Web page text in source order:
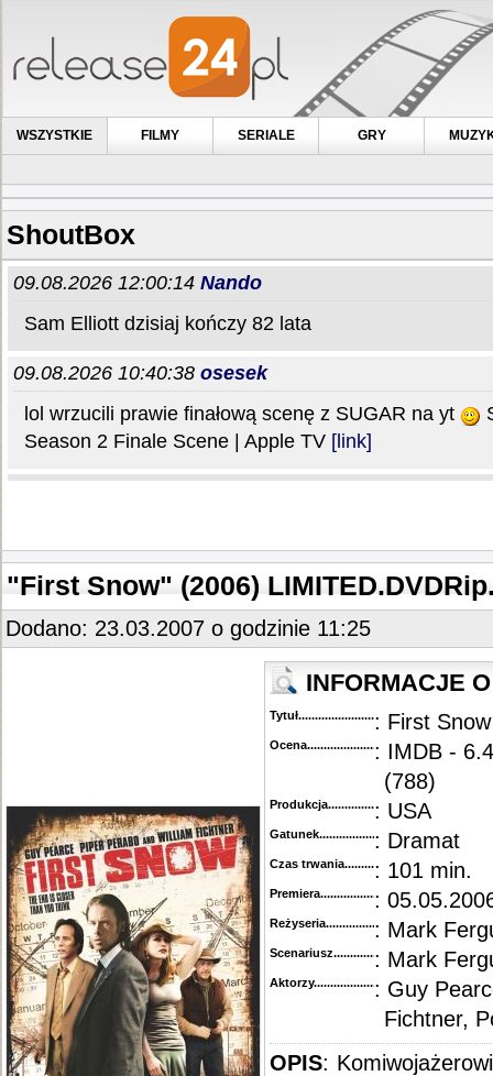
WSZYSTKIE FILMY SERIALE GRY
ShoutBox
"First Snow" (2006)
Dodano: 23.03.2007 o godzinie 11:25
INFORMACJE
Tytuł............................................
: First
Ocena.............................................
: IMDB -
(788)
Produkcja.........................................
: USA
Gatunek...........................................
: Dramat
Czas trwania......................................
: 101 min.
Premiera..........................................
:
Reżyseria........................................
: Mark
Scenariusz........................................
: Mark
Aktorzy...........................................
: Guy
Fichtner,
OPIS: